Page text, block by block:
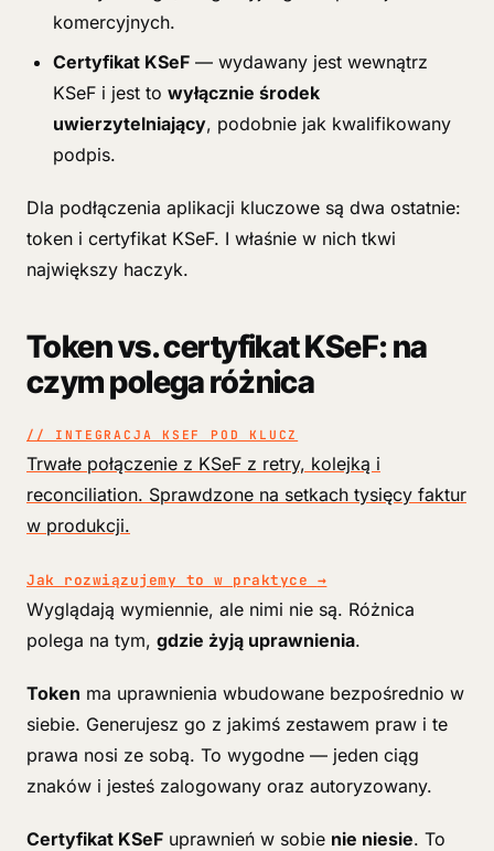
komercyjnych.
Certyfikat KSeF — wydawany jest wewnątrz
KSeF i jest to wyłącznie środek
uwierzytelniający, podobnie jak kwalifikowany
podpis.
Dla podłączenia aplikacji kluczowe są dwa ostatnie:
token i certyfikat KSeF. I właśnie w nich tkwi
największy haczyk.
Token vs. certyfikat KSeF: na
czym polega różnica
// INTEGRACJA KSEF POD KLUCZ
Trwałe połączenie z KSeF z retry, kolejką i
reconciliation. Sprawdzone na setkach tysięcy faktur
w produkcji.
Jak rozwiązujemy to w praktyce →
Wyglądają wymiennie, ale nimi nie są. Różnica
polega na tym, gdzie żyją uprawnienia.
Token ma uprawnienia wbudowane bezpośrednio w
siebie. Generujesz go z jakimś zestawem praw i te
prawa nosi ze sobą. To wygodne — jeden ciąg
znaków i jesteś zalogowany oraz autoryzowany.
Certyfikat KSeF uprawnień w sobie nie niesie. To